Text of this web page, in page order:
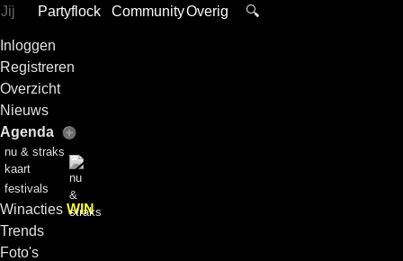
Jij Partyflock CommunityOverig 🔍
Inloggen
Registreren
Overzicht
Nieuws
Agenda
nu & straks
kaart
festivals
Winacties WIN
Trends
Foto's